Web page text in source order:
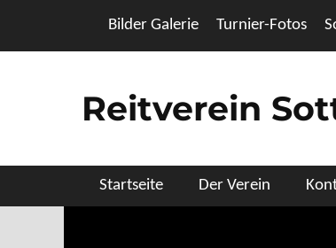
Header Top Menu
Bilder Galerie Turnier-Fotos
Reitverein
Primäres Menü
Startseite Der Verein